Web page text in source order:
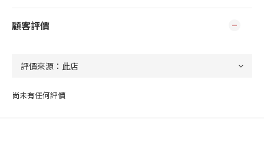
顧客評價
尚未有任何評價